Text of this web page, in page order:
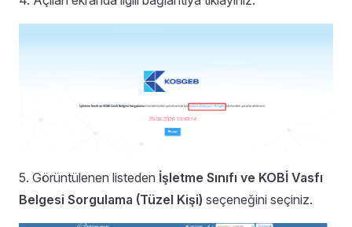
5. Görüntülenen listeden İşletme Sınıfı ve KOBİ Vasfı
Belgesi Sorgulama (Tüzel Kişi) seçeneğini seçiniz.